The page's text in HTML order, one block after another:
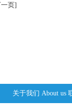
页]
关于我们 About us